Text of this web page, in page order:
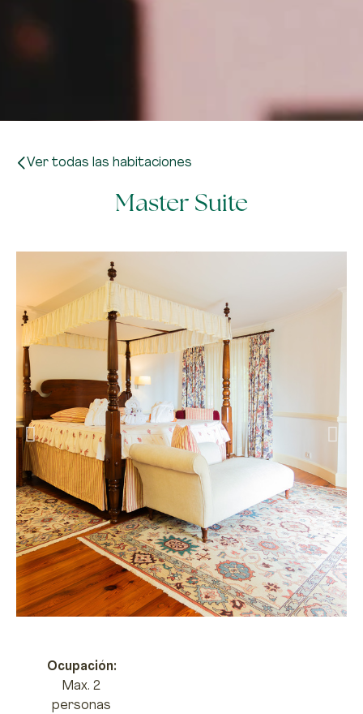
Ver todas las habitaciones
Master Suite
Ocupación:
Max. 2
personas